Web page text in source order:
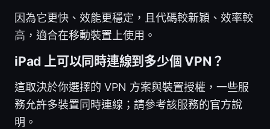
因為它更快、效能更穩定，且代碼較新穎、效率較
高，適合在移動裝置上使用。
iPad 上可以同時連線到多少個 VPN？
這取決於你選擇的 VPN 方案與裝置授權，一些服
務允許多裝置同時連線；請參考該服務的官方說
明。